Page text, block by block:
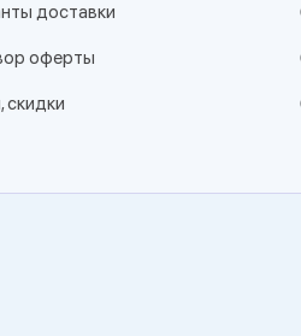
доставки
оферты
скидки